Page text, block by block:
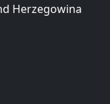
Herzegowina